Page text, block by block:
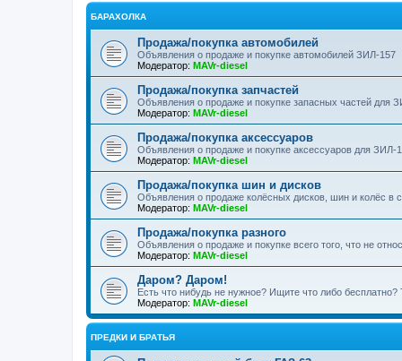
БАРАХОЛКА
Продажа/покупка автомобилей
Объявления о продаже и покупке автомобилей ЗИЛ-157
Модератор: MAVr-diesel
Продажа/покупка запчастей
Объявления о продаже и покупке запасных частей для
Модератор: MAVr-diesel
Продажа/покупка аксессуаров
Объявления о продаже и покупке аксессуаров для ЗИЛ-
Модератор: MAVr-diesel
Продажа/покупка шин и дисков
Объявления о продаже колёсных дисков, шин и колёс в
Модератор: MAVr-diesel
Продажа/покупка разного
Объявления о продаже и покупке всего того, что не
Модератор: MAVr-diesel
Даром? Даром!
Есть что нибудь не нужное? Ищите что либо бесплатно?
Модератор: MAVr-diesel
ПРЕДКИ И БРАТЬЯ